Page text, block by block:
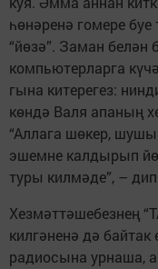
һөнәренә гомере
“йөзә”. Заман белән
компьютерларга
гына китерегез:
көндә Валя апаның
“Аллага шөкер,
эшемне калдырып
туры килмәде”, –
Хезмәттәшебезнең
килгәненә дә
радиосына урнаша,